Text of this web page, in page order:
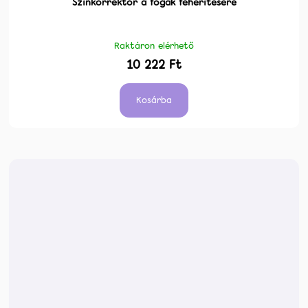
Raktáron elérhető
10 222 Ft
Kosárba